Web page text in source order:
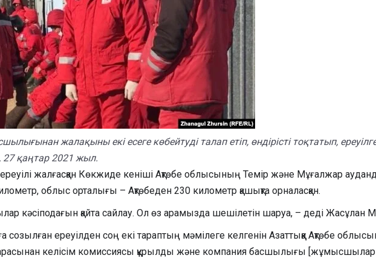
жалақыны екі есеге көбейтуді талап етіп, өндірісті тоқтатып,
27 қаңтар 2021 жыл.
жалғасқан Көкжиде кеніші Ақтөбе облысының Темір және Мұғалжар
облыс орталығы – Ақтөбеден 230 километр қашықта орналасқан.
кәсіподағын қайта сайлау. Ол өз арамызда шешілетін шаруа, – деді Жасұлан
созылған ереуілден соң екі тараптың мәмілеге келгенін Азаттыққа Ақтөбе
келісім комиссиясы құрылды және компания басшылығы [жұмысшылар